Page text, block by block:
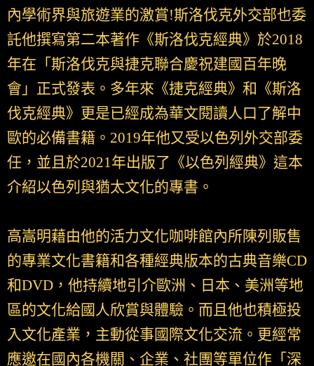
內學術界與旅遊業的激賞!斯洛伐克外交部也委
託他撰寫第二本著作《斯洛伐克經典》於2018
年在「斯洛伐克與捷克聯合慶祝建國百年晚
會」正式發表。多年來《捷克經典》和《斯洛
伐克經典》更是已經成為華文閱讀人口了解中
歐的必備書籍。2019年他又受以色列外交部委
任，並且於2021年出版了《以色列經典》這本
介紹以色列與猶太文化的專書。
高嵩明藉由他的活力文化咖啡館內所陳列販售
的專業文化書籍和各種經典版本的古典音樂CD
和DVD，他持續地引介歐洲、日本、美洲等地
區的文化給國人欣賞與體驗。而且他也積極投
入文化產業，主動從事國際文化交流。更經常
應邀在國內各機關、企業、社團等單位作「深